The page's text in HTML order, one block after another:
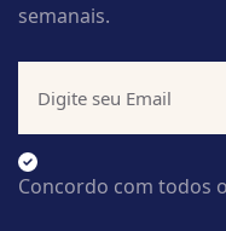
semanais.
Concordo com todos